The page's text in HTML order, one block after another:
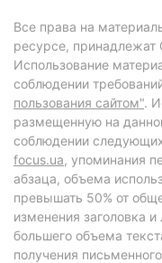
Все права на
ресурсе,
Использование
соблюдении
пользования сайтом".
размещенную на
соблюдении
focus.ua, упоминания
абзаца, объема
превышать 50% от
изменения заголовка
большего объема
получения